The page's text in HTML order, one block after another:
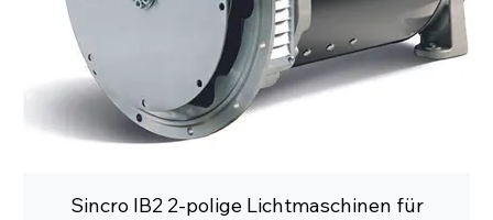
Sincro IB2 2-polige Lichtmaschinen für